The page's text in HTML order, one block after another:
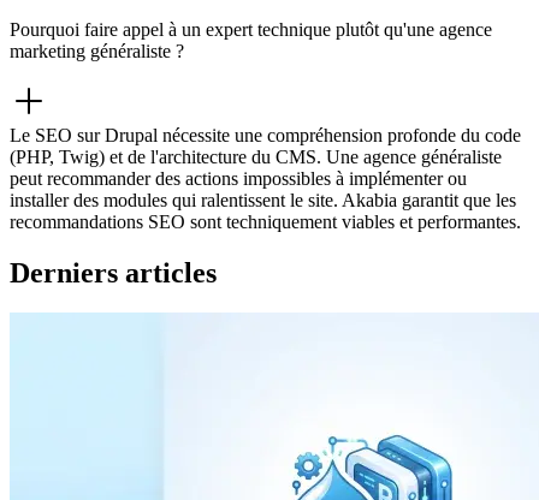
Pourquoi faire appel à un expert technique plutôt qu'une agence
marketing généraliste ?
Le SEO sur Drupal nécessite une compréhension profonde du code
(PHP, Twig) et de l'architecture du CMS. Une agence généraliste
peut recommander des actions impossibles à implémenter ou
installer des modules qui ralentissent le site. Akabia garantit que les
recommandations SEO sont techniquement viables et performantes.
Derniers articles